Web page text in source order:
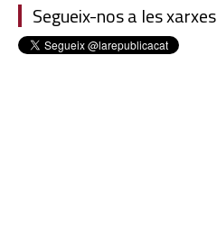
Segueix-nos a les xarxes